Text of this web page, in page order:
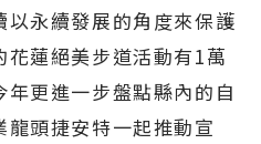
永續發展的角度來保護
蓮絕美步道活動有1萬
更進一步盤點縣內的自
頭捷安特一起推動宣